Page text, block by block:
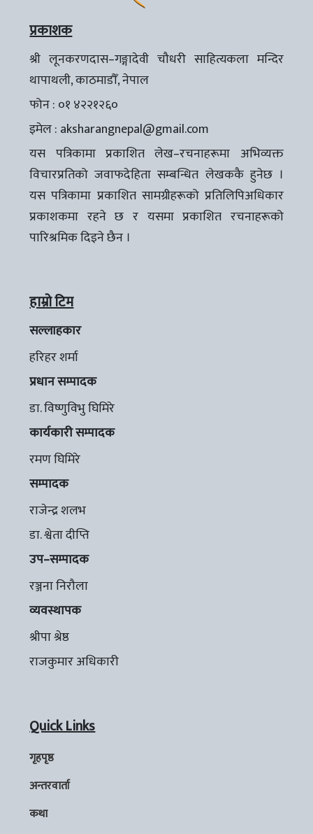
प्रकाशक
श्री लूनकरणदास–गङ्गादेवी चौधरी साहित्यकला मन्दिर
थापाथली, काठमाडौँ, नेपाल
फोन : ०१ ४२२१२६०
इमेल : aksharangnepal@gmail.com
यस पत्रिकामा प्रकाशित लेख–रचनाहरूमा अभिव्यक्त
विचारप्रतिको जवाफदेहिता सम्बन्धित लेखककै हुनेछ ।
यस पत्रिकामा प्रकाशित सामग्रीहरूको प्रतिलिपिअधिकार
प्रकाशकमा रहने छ र यसमा प्रकाशित रचनाहरूको
पारिश्रमिक दिइने छैन ।
हाम्रो टिम
सल्लाहकार
हरिहर शर्मा
प्रधान सम्पादक
डा. विष्णुविभु घिमिरे
कार्यकारी सम्पादक
रमण घिमिरे
सम्पादक
राजेन्द्र शलभ
डा. श्वेता दीप्ति
उप–सम्पादक
रञ्जना निरौला
व्यवस्थापक
श्रीपा श्रेष्ठ
राजकुमार अधिकारी
Quick Links
गृहपृष्ठ
अन्तरवार्ता
कथा